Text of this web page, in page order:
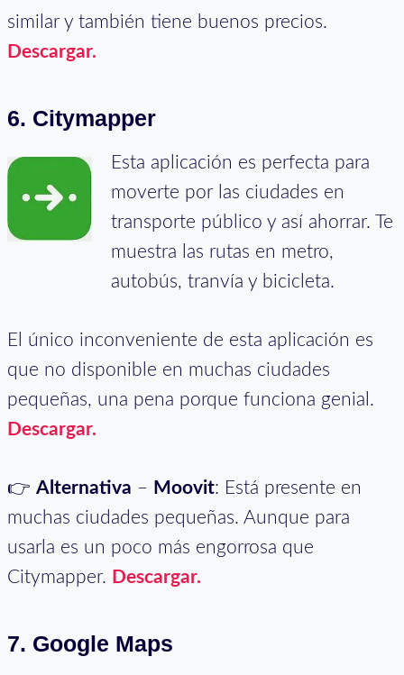
similar y también tiene buenos precios.
Descargar.
6. Citymapper
Esta aplicación es perfecta para
moverte por las ciudades en
transporte público y así ahorrar. Te
muestra las rutas en metro,
autobús, tranvía y bicicleta.
El único inconveniente de esta aplicación es
que no disponible en muchas ciudades
pequeñas, una pena porque funciona genial.
Descargar.
👉 Alternativa – Moovit: Está presente en
muchas ciudades pequeñas. Aunque para
usarla es un poco más engorrosa que
Citymapper. Descargar.
7. Google Maps